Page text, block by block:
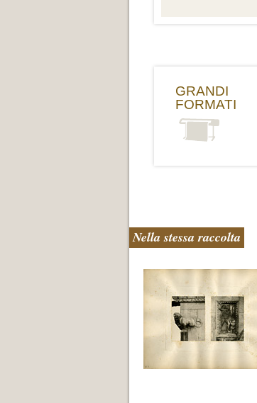
GRANDI
FORMATI
Nella stessa raccolta